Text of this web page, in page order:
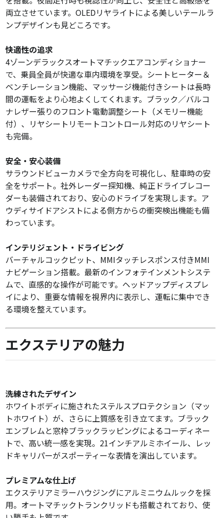
両立させています。OLEDリヤライトによる美しいテールラ
ンプデザインも見どころです。
快適性の追求
4ゾーンデラックスオートマチックエアコンディショナー
で、乗員全員が快適な車内環境を享受。シートヒーター＆
ベンチレーション機能、マッサージ機能付きシートは長時
間の運転をより心地よくしてくれます。ブラック／バルコ
ナレザー張りのフロント電動調整シート（メモリー機能
付）、リヤシートリモートコントロール対応のリヤシート
も完備。
安全・安心装備
サラウンドビューカメラで全方向を可視化し、駐車時の安
全をサポート。社外レーダー探知機、純正ドライブレコー
ダーも装備されており、安心のドライブを実現します。ア
ウディサイドアシストによる側方からの衝突検出機能も備
わっています。
インテリジェント・ドライビング
バーチャルコックピット、MMIタッチレスポンス付きMMI
ナビゲーション搭載。最新のインフォテインメントシステ
ムで、直感的な操作が可能です。ヘッドアップディスプレ
イにより、重要な情報を視界内に表示し、運転に集中でき
る環境を整えています。
エクステリアの魅力
洗練されたデザイン
ホワイトボディに施されたステルスプロテクション（マッ
トホワイト）が、さらに上質感を引き立てます。ブラック
エンブレムと窓枠ブラックラッピングによるコーディネー
トで、高い統一感を実現。21インチアルミホイール、レッ
ドキャリパーがスポーティーな表情を演出しています。
プレミアムな仕上げ
エクステリアミラーハウジングにアルミニウムルックを採
用。オートマチックトランクリッドも搭載されており、使